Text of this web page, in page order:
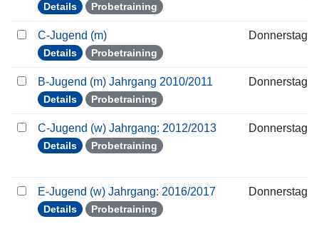
Details Probetraining
C-Jugend (m)
Details Probetraining
Donnerstag
B-Jugend (m) Jahrgang 2010/2011
Details Probetraining
Donnerstag
C-Jugend (w) Jahrgang: 2012/2013
Details Probetraining
Donnerstag
E-Jugend (w) Jahrgang: 2016/2017
Details Probetraining
Donnerstag